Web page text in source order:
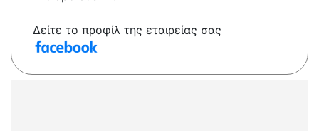
Δείτε το προφίλ της εταιρείας σας